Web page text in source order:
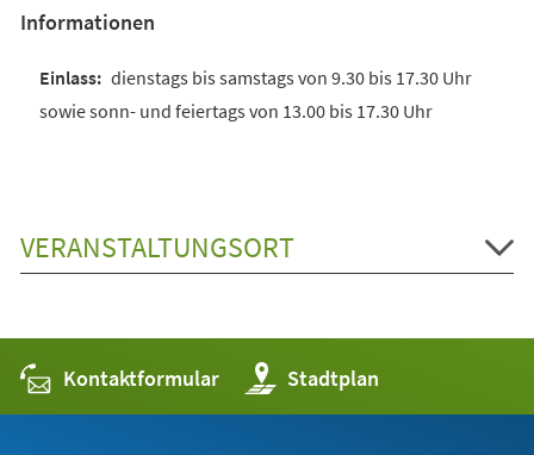
Informationen
dienstags bis samstags von 9.30 bis 17.30 Uhr
sowie sonn- und feiertags von 13.00 bis 17.30 Uhr
VERANSTALTUNGSORT
Kontaktformular Stadtplan
(Öffnet
in
einem